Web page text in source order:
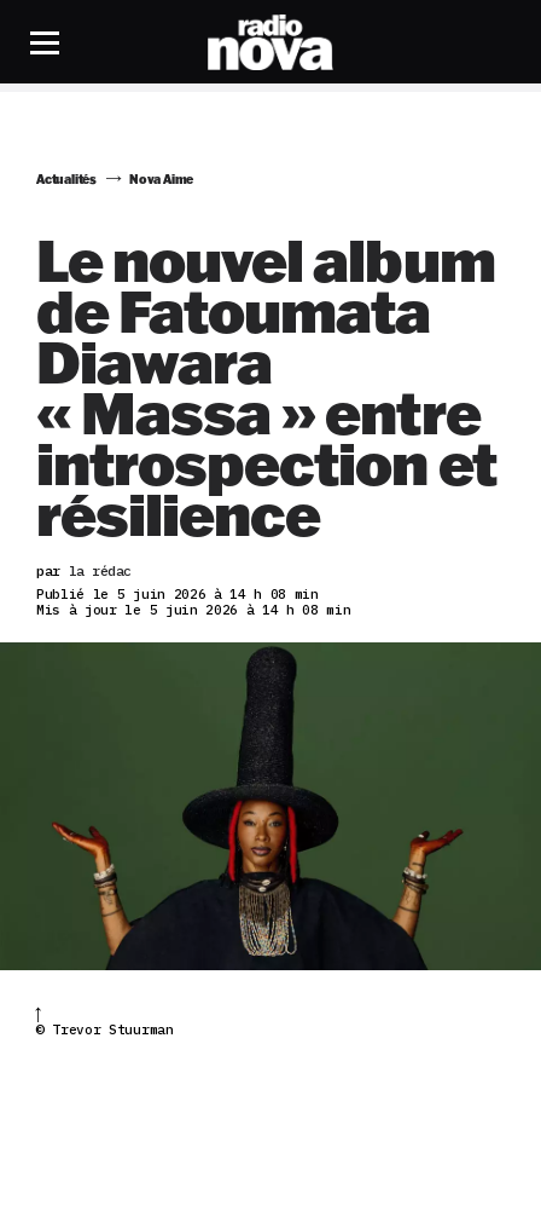
Actualités Nova Aime
Le nouvel album
de Fatoumata
Diawara
« Massa » entre
introspection et
résilience
par la rédac
Publié le 5 juin 2026 à 14 h 08 min
Mis à jour le 5 juin 2026 à 14 h 08 min
© Trevor Stuurman